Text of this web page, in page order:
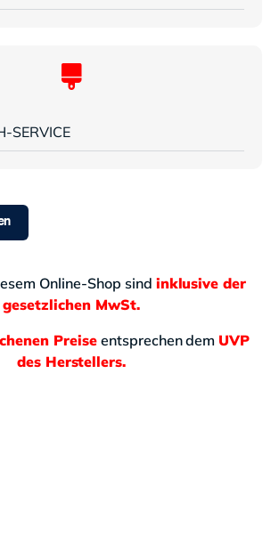
SERVICE
Online-Shop sind inklusive der
gesetzlichen MwSt.
Preiseentsprechen dem UVP
des Herstellers.